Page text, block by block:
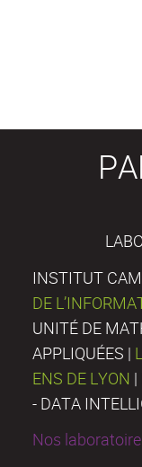
INSTITUT
DE
UNITÉ DE
APPLIQUÉES |
ENS DE LYON |
- DATA
Nos